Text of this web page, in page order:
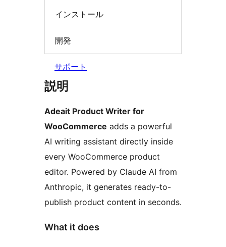
インストール
開発
サポート
説明
Adeait Product Writer for
WooCommerce adds a powerful
AI writing assistant directly inside
every WooCommerce product
editor. Powered by Claude AI from
Anthropic, it generates ready-to-
publish product content in seconds.
What it does